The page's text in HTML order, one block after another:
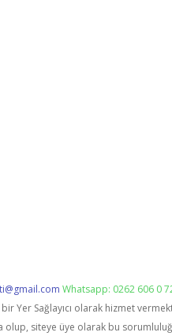
Whatsapp: 0262 606 0
Yer Sağlayıcı olarak hizmet
siteye üye olarak bu